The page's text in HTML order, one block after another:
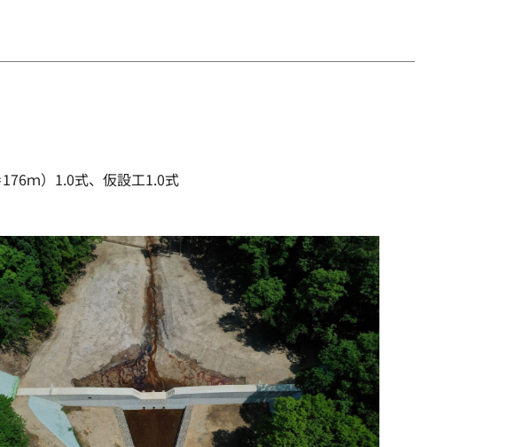
ｍ）1.0式、仮設工1.0式